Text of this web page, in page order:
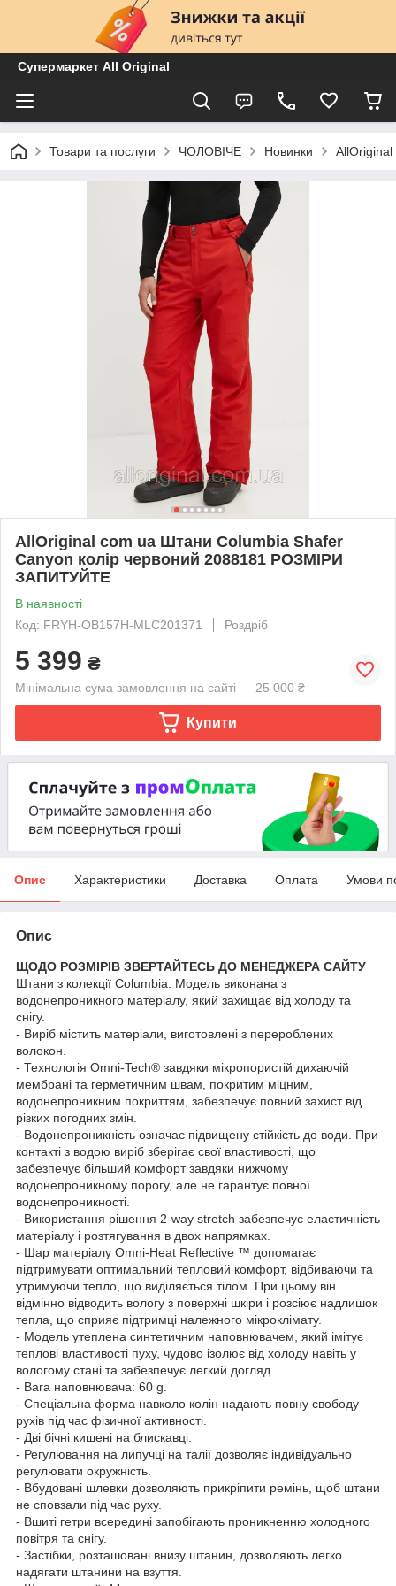
Супермаркет All Original
Товари та послуги ЧОЛОВІЧЕ Новинки
AllOriginal com ua Штани Columbia Shafer
Canyon колір червоний 2088181 РОЗМІРИ
ЗАПИТУЙТЕ
В наявності
Код: FRYH-OB157H-MLC201371
Роздріб
5 399 ₴
Мінімальна сума замовлення на сайті — 25 000 ₴
Купити
Опис Характеристики Доставка Оплата Умови
Опис
ЩОДО РОЗМІРІВ ЗВЕРТАЙТЕСЬ ДО МЕНЕДЖЕРА САЙТУ
Штани з колекції Columbia. Модель виконана з
водонепроникного матеріалу, який захищає від холоду та
снігу.
- Виріб містить матеріали, виготовлені з перероблених
волокон.
- Технологія Omni-Tech® завдяки мікропористій дихаючій
мембрані та герметичним швам, покритим міцним,
водонепроникним покриттям, забезпечує повний захист від
різких погодних змін.
- Водонепроникність означає підвищену стійкість до води. При
контакті з водою виріб зберігає свої властивості, що
забезпечує більший комфорт завдяки нижчому
водонепроникному порогу, але не гарантує повної
водонепроникності.
- Використання рішення 2-way stretch забезпечує еластичність
матеріалу і розтягування в двох напрямках.
- Шар матеріалу Omni-Heat Reflective ™ допомагає
підтримувати оптимальний тепловий комфорт, відбиваючи та
утримуючи тепло, що виділяється тілом. При цьому він
відмінно відводить вологу з поверхні шкіри і розсіює надлишок
тепла, що сприяє підтримці належного мікроклімату.
- Модель утеплена синтетичним наповнювачем, який імітує
теплові властивості пуху, чудово ізолює від холоду навіть у
вологому стані та забезпечує легкий догляд.
- Вага наповнювача: 60 g.
- Cпеціальна форма навколо колін надають повну свободу
рухів під час фізичної активності.
- Дві бічні кишені на блискавці.
- Регулювання на липучці на талії дозволяє індивідуально
регулювати окружність.
- Вбудовані шлевки дозволяють прикріпити ремінь, щоб штани
не сповзали під час руху.
- Вшиті гетри всередині запобігають проникненню холодного
повітря та снігу.
- Застібки, розташовані внизу штанин, дозволяють легко
надягати штанини на взуття.